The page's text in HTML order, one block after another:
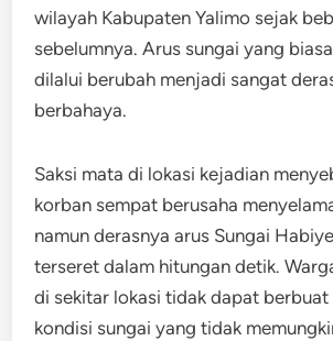
wilayah Kabupaten Yalimo sejak
sebelumnya. Arus sungai yang
dilalui berubah menjadi sangat
berbahaya.
Saksi mata di lokasi kejadian
korban sempat berusaha
namun derasnya arus Sungai
terseret dalam hitungan detik.
di sekitar lokasi tidak dapat berbuat
kondisi sungai yang tidak